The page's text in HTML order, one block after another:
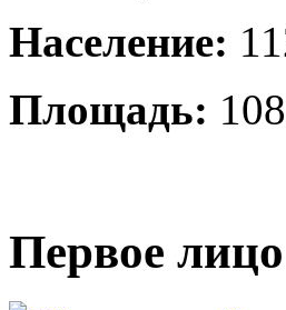
Население:
Площадь:
Первое лицо